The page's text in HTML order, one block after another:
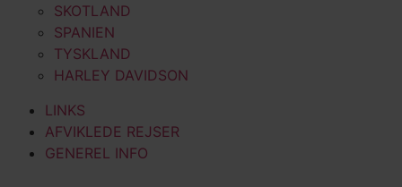
SKOTLAND
SPANIEN
TYSKLAND
HARLEY DAVIDSON
LINKS
AFVIKLEDE REJSER
GENEREL INFO